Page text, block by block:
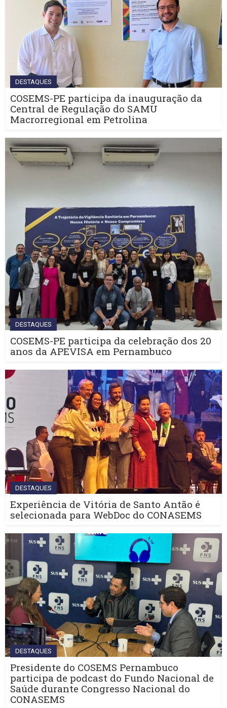
DESTAQUES
COSEMS-PE participa da inauguração da
Central de Regulação do SAMU
Macrorregional em Petrolina
DESTAQUES
COSEMS-PE participa da celebração dos 20
anos da APEVISA em Pernambuco
DESTAQUES
Experiência de Vitória de Santo Antão é
selecionada para WebDoc do CONASEMS
DESTAQUES
Presidente do COSEMS Pernambuco
participa de podcast do Fundo Nacional de
Saúde durante Congresso Nacional do
CONASEMS